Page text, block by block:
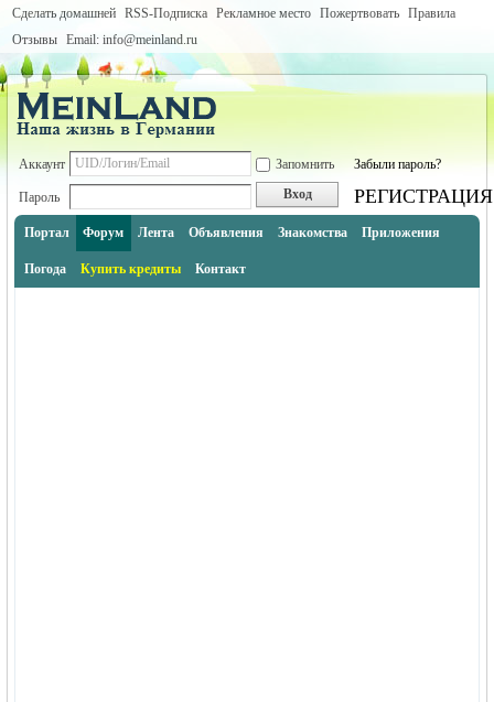
Сделать домашней RSS-Подписка Рекламное место Пожертвовать Правила
Отзывы Email: info@meinland.ru
Аккаунт Запомнить Забыли пароль?
Пароль Вход РЕГИСТРАЦИЯ
Портал Форум Лента Объявления Знакомства Приложения
Погода Купить кредиты Контакт